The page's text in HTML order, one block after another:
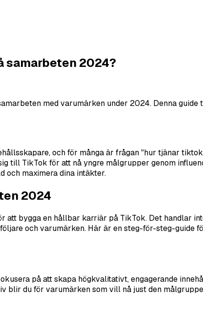
samarbeten 2024?
med varumärken under 2024. Denna
och för många är frågan "hur tjänar
till TikTok för att nå yngre målgrupper genom
och maximera dina intäkter.
2024
bygga en hållbar karriär på TikTok. Det handlar
och varumärken. Här är en steg-för-steg-guide
på att skapa högkvalitativt, engagerande
blir du för varumärken som vill nå just den